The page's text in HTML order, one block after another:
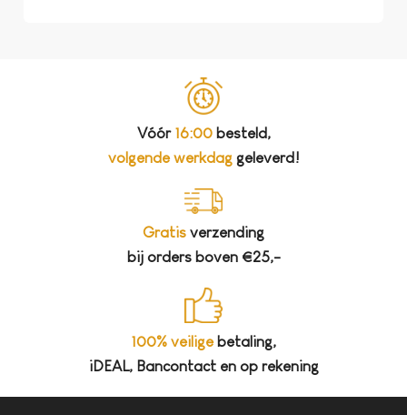
Vóór 16:00besteld,
volgende werkdaggeleverd!
Gratis verzending
bij orders boven €25,-
100% veiligebetaling,
iDEAL, Bancontact en op rekening